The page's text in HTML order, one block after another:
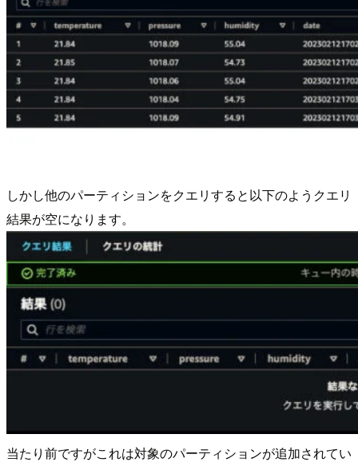
しかし他のパーティションをクエリすると以下のようクエリ
結果が空になります。
当たり前ですがこれは対象のパーティションが追加されてい